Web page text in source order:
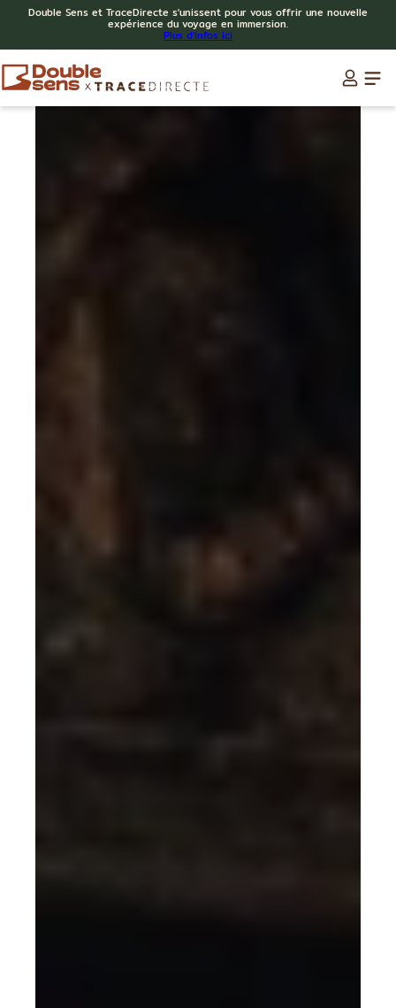
Double Sens et TraceDirecte s'unissent pour vous offrir une nouvelle
expérience du voyage en immersion.
Plus d'infos ici